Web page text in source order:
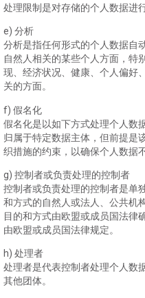
处理限制是对存储的个人数据进
e) 分析
分析是指任何形式的个人数据自
自然人相关的某些个人方面，特
现、经济状况、健康、个人偏好
关的方面。
f) 假名化
假名化是以如下方式处理个人数
归属于特定数据主体，但前提是
织措施的约束，以确保个人数据
g) 控制者或负责处理的控制者
控制者或负责处理的控制者是单
和方式的自然人或法人、公共机
目的和方式由欧盟或成员国法律
由欧盟或成员国法律规定。
h) 处理者
处理者是代表控制者处理个人数
其他团体。